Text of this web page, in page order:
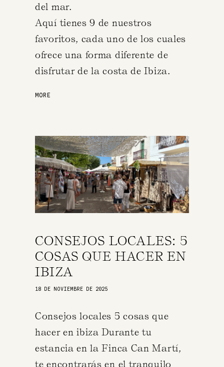
del mar.
Aquí tienes 9 de nuestros
favoritos, cada uno de los cuales
ofrece una forma diferente de
disfrutar de la costa de Ibiza.
MORE
CONSEJOS LOCALES: 5
COSAS QUE HACER EN
IBIZA
18 DE NOVIEMBRE DE 2025
Consejos locales 5 cosas que
hacer en ibiza Durante tu
estancia en la Finca Can Martí,
te encontrarás en el tranquilo